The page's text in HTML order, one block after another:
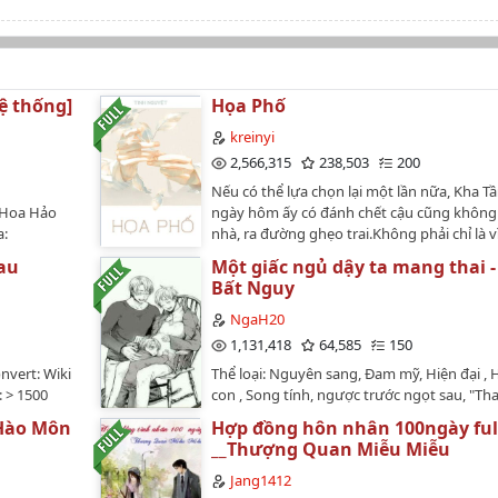
thống]
Hảo
trạng
loại:
OE,
Xuyên
tập,
cô gái
du
lựa
thể
giới
Họa Phố
kreinyi
2,566,315
238,503
200
Nếu có thể lựa chọn lại một lần nữa, Kha
ngày hôm ấy có đánh chết cậu cũng
nhà, ra đường ghẹo trai.Không phải chỉ là
mưa vào trú trong bảo tàng mỹ thuật nên
dịp tính nhìn đông cung đồ một cái thôi
mà tự dưng lại... chui thẳng vô trong
Dịch Nhiên : Mỗi người chúng ta, đều đang
vai nhân vật trong tranh.Kha Tầm hai mắt
dài một cái : Nhắm mắt, nằm xuống.…
Wiki
1500
thành
mà An
âm
Một giấc ngủ dậy ta mang thai
Bất Nguy
NgaH20
1,131,418
64,585
150
Thể loại: Nguyên sang, Đam mỹ, Hiện đại ,
con , Song tính, ngược trước ngọt sau,
thống của Đường Loan Loan dần dần tiêu
mọi người bị ảnh hưởng bởi vầng hào
cũng dần dần khôi phục ý thức của chính
Môn
Hợp đồng hôn nhân 100ngày
__Thượng Quan Miễu Miễu
Jang1412